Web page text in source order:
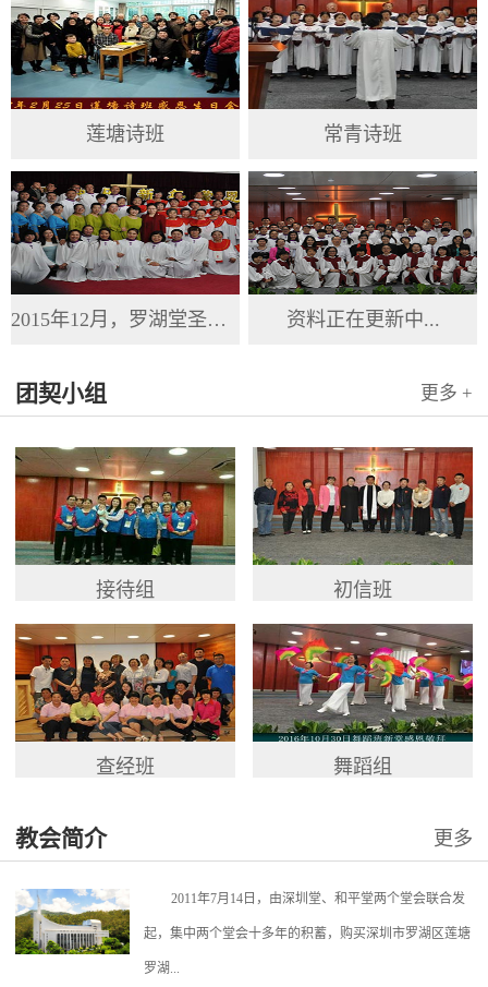
莲塘诗班 常青诗班
2015年12月，罗湖堂圣诞节 资料正在更新中...
团契小组 更多 +
接待组 初信班
查经班 舞蹈组
教会简介 更多
2011年7月14日，由深圳堂、和平堂两个堂会联合发
起，集中两个堂会十多年的积蓄，购买深圳市罗湖区莲塘
罗湖...